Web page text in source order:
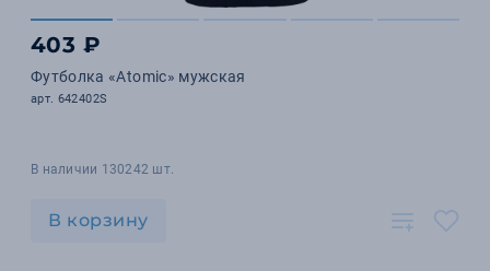
403 ₽
Футболка «Atomic» мужская
арт. 642402S
В наличии 130242 шт.
В корзину